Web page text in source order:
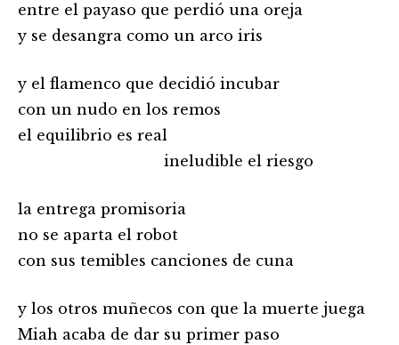
entre el payaso que perdió una oreja
y se desangra como un arco iris
y el flamenco que decidió incubar
con un nudo en los remos
el equilibrio es real
ineludible el riesgo
la entrega promisoria
no se aparta el robot
con sus temibles canciones de cuna
y los otros muñecos con que la muerte juega
Miah acaba de dar su primer paso